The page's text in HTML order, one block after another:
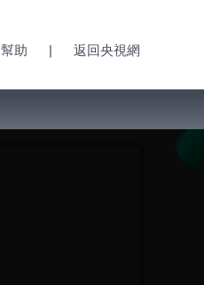
幫助 | 返回央視網